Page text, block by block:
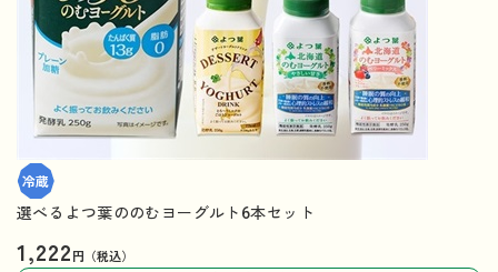
選べるよつ葉ののむヨーグルト6本セット
1,222円（税込）